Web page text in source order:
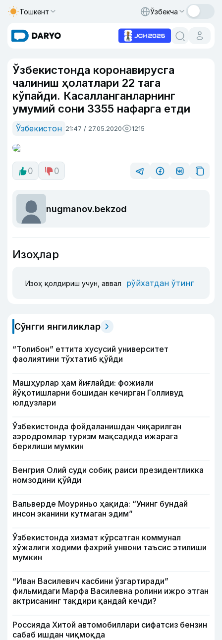
Тошкент Ўзбекча
Ўзбекистонда коронавирусга
чалиниш ҳолатлари 22 тага
кўпайди. Касалланганларнинг
умумий сони 3355 нафарга етди
Ўзбекистон 21:47 / 27.05.2020 1215
0 0
nugmanov.bekzod
Изоҳлар
Изоҳ қолдириш учун, аввал рўйхатдан ўтинг
Сўнгги янгиликлар
“Толибон” еттита хусусий университет
фаолиятини тўхтатиб қўйди
Машҳурлар ҳам йиғлайди: фожиали
йўқотишларни бошидан кечирган Голливуд
юлдузлари
Ўзбекистонда фойдаланишдан чиқарилган
аэродромлар туризм мақсадида ижарага
берилиши мумкин
Венгрия Олий суди собиқ раиси президентликка
номзодини қўйди
Вальверде Моуриньо ҳақида: “Унинг бундай
инсон эканини кутмаган эдим”
Ўзбекистонда хизмат кўрсатган коммунал
хўжалиги ходими фахрий унвони таъсис этилиши
мумкин
“Иван Василевич касбини ўзгартиради”
фильмидаги Марфа Василевна ролини ижро этган
актрисанинг тақдири қандай кечди?
Россияда Хитой автомобиллари сифатсиз бензин
сабаб ишдан чиқмоқда